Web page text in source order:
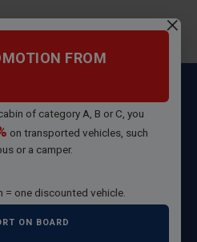
×
FROM
of category A, B or C, you
on transported vehicles, such
or a camper.
= one discounted vehicle.
ON BOARD
ტრანსპორტირების
მომსახურების მთელი
თურქეთი, საქართველო
ტარიფები
ტრანსპორტირების